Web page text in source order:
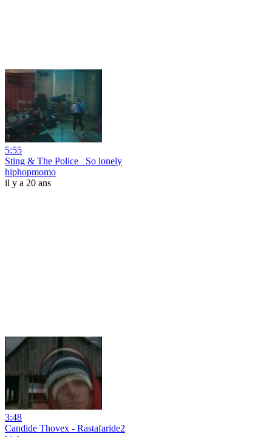
5:55
Sting & The Police _So lonely
hiphopmomo
il y a 20 ans
3:48
Candide Thovex - Rastafaride2